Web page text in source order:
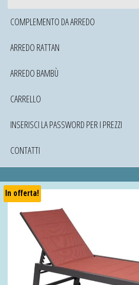
COMPLEMENTO DA ARREDO
ARREDO RATTAN
ARREDO BAMBÙ
CARRELLO
INSERISCI LA PASSWORD PER I PREZZI
CONTATTI
In offerta!